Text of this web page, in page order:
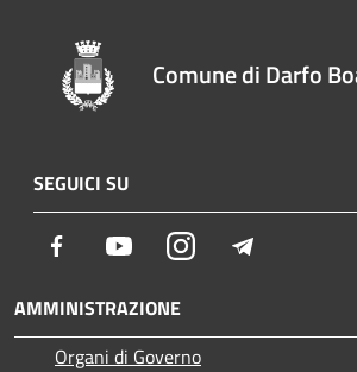
Comune di Darfo
SEGUICI SU
Facebook YoutubeInstagram
AMMINISTRAZIONE
Organi di Governo